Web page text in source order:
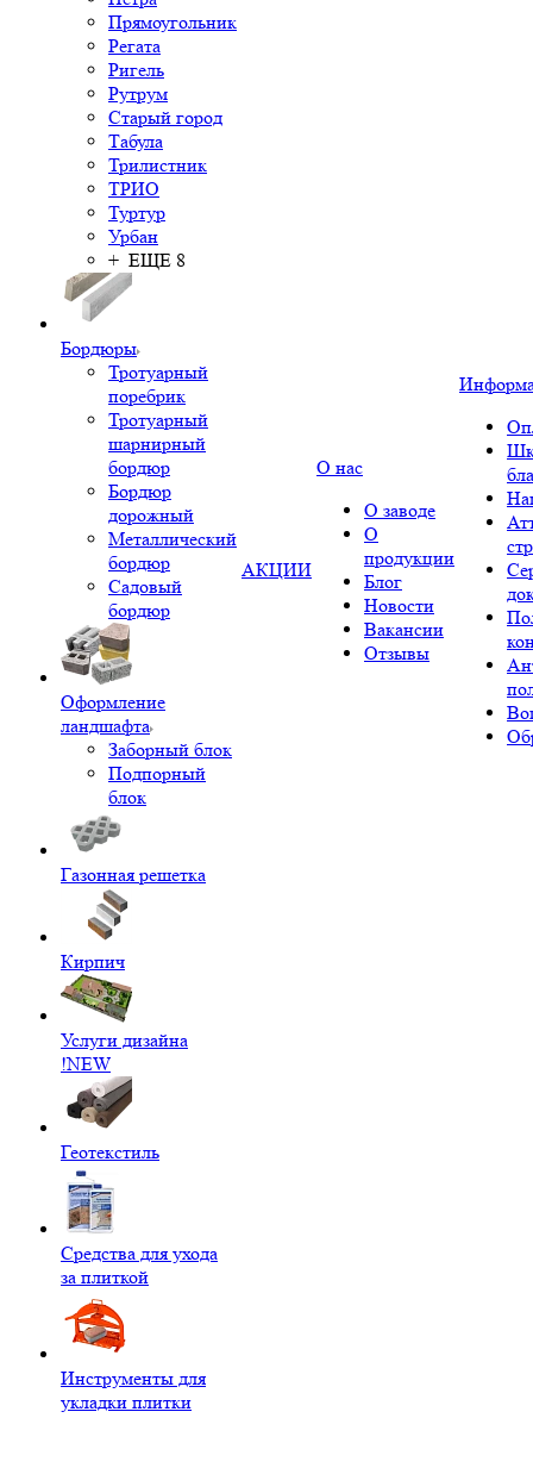
Прямоугольник
Регата
Ригель
Рутрум
Старый город
Табула
Трилистник
ТРИО
Туртур
Урбан
+ ЕЩЕ 8
Бордюры
Тротуарный
поребрик
Тротуарный
шарнирный
бордюр
Бордюр
дорожный
Металлический
бордюр
Садовый
бордюр
Оформление
ландшафта
Заборный блок
Подпорный
блок
Газонная решетка
Кирпич
Услуги дизайна
!NEW
Геотекстиль
Средства для ухода
за плиткой
Инструменты для
укладки плитки
АКЦИИ
О нас
О заводе
О
продукции
Блог
Новости
Вакансии
Отзывы